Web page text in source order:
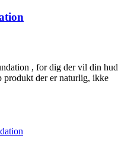
, for dig der vil din hud
produkt der er naturlig, ikke